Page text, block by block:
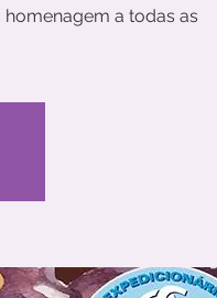
a todas as